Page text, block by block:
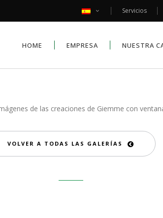
Servicios
HOME EMPRESA NUESTRA
de las creaciones de Giemme con
VOLVER A TODAS LAS GALERÍAS